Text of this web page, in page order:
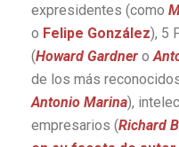
expresidentes (como
o Felipe González), 5
(Howard Gardner o
de los más
Antonio Marina),
empresarios (Richard